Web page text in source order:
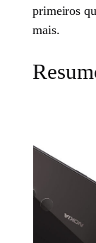
primeiros
mais.